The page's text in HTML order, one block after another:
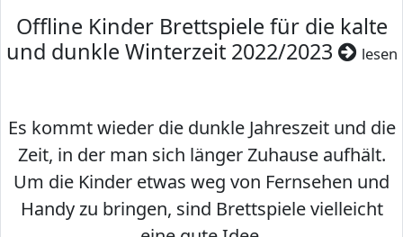
Offline Kinder Brettspiele für die kalte
und dunkle Winterzeit 2022/2023
lesen
Es kommt wieder die dunkle Jahreszeit und die
Zeit, in der man sich länger Zuhause aufhält.
Um die Kinder etwas weg von Fernsehen und
Handy zu bringen, sind Brettspiele vielleicht